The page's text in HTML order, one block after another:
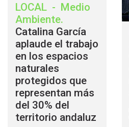
LOCAL - Medio
Ambiente.
Catalina García
aplaude el trabajo
en los espacios
naturales
protegidos que
representan más
del 30% del
territorio andaluz